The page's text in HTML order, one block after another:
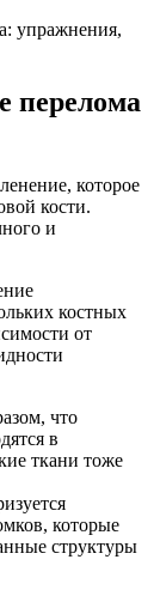
перелома
которое
кости.
и
костных
от
что
в
ткани тоже
которые
структуры